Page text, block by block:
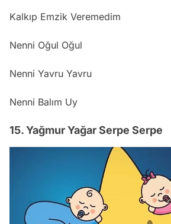
Kalkıp Emzik Veremedim
Nenni Oğul Oğul
Nenni Yavru Yavru
Nenni Balım Uy
15. Yağmur Yağar Serpe Serpe